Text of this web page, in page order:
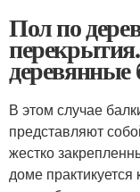
Пол по
деревянные
В этом случае
представляют
жестко
доме практикуется